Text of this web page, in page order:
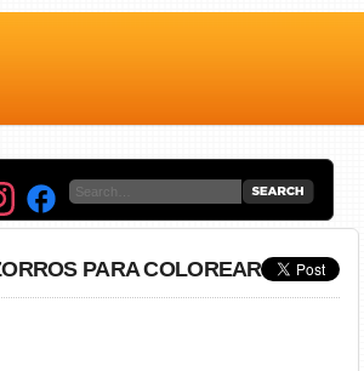
PARA COLOREAR